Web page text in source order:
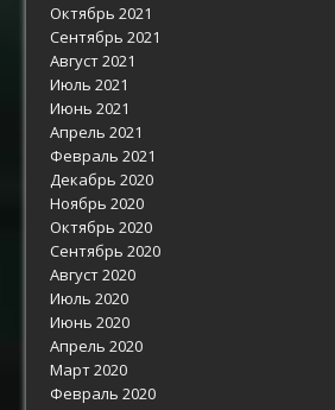
Октябрь 2021
Сентябрь 2021
Август 2021
Июль 2021
Июнь 2021
Апрель 2021
Февраль 2021
Декабрь 2020
Ноябрь 2020
Октябрь 2020
Сентябрь 2020
Август 2020
Июль 2020
Июнь 2020
Апрель 2020
Март 2020
Февраль 2020